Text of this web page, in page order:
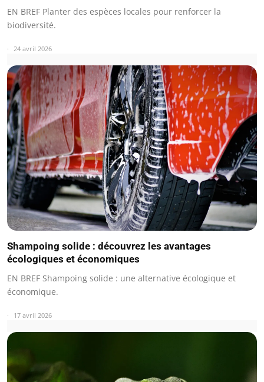
EN BREF Planter des espèces locales pour renforcer la
biodiversité.
24 avril 2026
Shampoing solide : découvrez les avantages
écologiques et économiques
EN BREF Shampoing solide : une alternative écologique et
économique.
17 avril 2026